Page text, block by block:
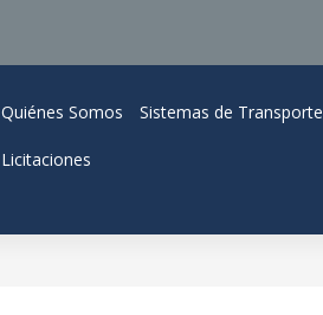
Quiénes Somos Sistemas de Transporte
Licitaciones